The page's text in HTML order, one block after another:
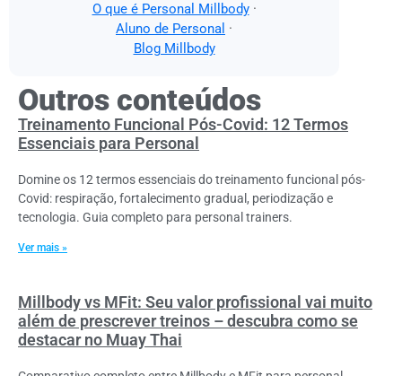
O que é Personal Millbody·
Aluno de Personal ·
Blog Millbody
Outros conteúdos
Treinamento Funcional Pós-Covid: 12 Termos
Essenciais para Personal
Domine os 12 termos essenciais do treinamento funcional pós-
Covid: respiração, fortalecimento gradual, periodização e
tecnologia. Guia completo para personal trainers.
Ver mais »
Millbody vs MFit: Seu valor profissional vai muito
além de prescrever treinos – descubra como se
destacar no Muay Thai